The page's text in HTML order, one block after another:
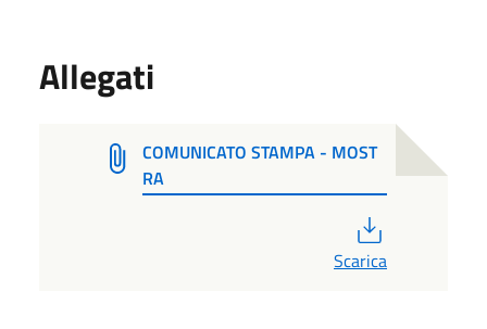
Allegati
COMUNICATO STAMPA - MOST
RA
Scarica